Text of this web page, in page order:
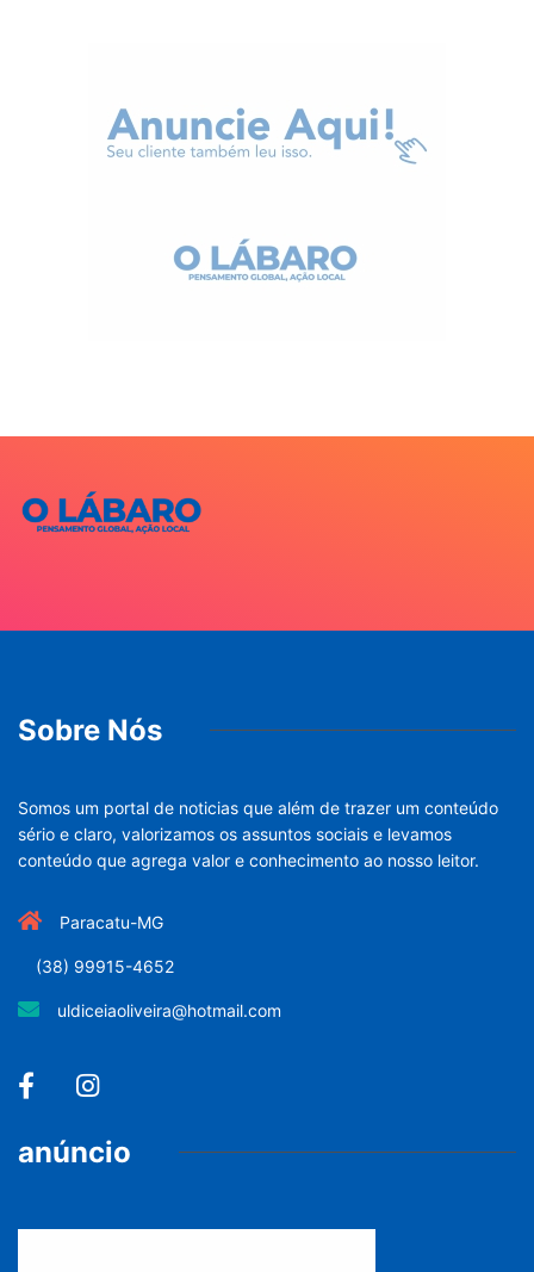
Sobre Nós
Somos um portal de noticias que além de trazer um conteúdo
sério e claro, valorizamos os assuntos sociais e levamos
conteúdo que agrega valor e conhecimento ao nosso leitor.
Paracatu-MG
(38) 99915-4652
uldiceiaoliveira@hotmail.com
anúncio